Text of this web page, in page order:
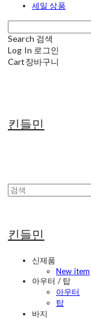
세일 상품
Search 검색
Log In 로그인
Cart장바구니
킨들민
킨들민
신제품
New item
아우터 / 탑
아우터
탑
바지